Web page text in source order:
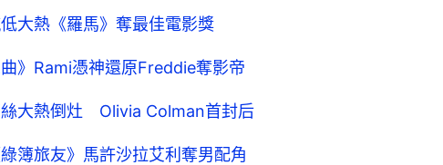
大熱《羅馬》奪最佳電影獎
》Rami憑神還原Freddie奪影帝
絲大熱倒灶 Olivia Colman首封后
簿旅友》馬許沙拉艾利奪男配角